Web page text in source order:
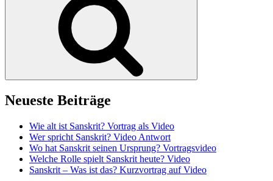
Neueste Beiträge
Wie alt ist Sanskrit? Vortrag als Video
Wer spricht Sanskrit? Video Antwort
Wo hat Sanskrit seinen Ursprung? Vortragsvideo
Welche Rolle spielt Sanskrit heute? Video
Sanskrit – Was ist das? Kurzvortrag auf Video